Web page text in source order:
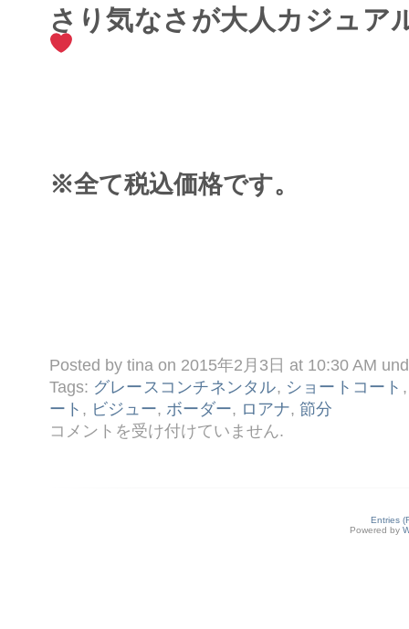
さり気なさが大人カジュア
※全て税込価格です。
Posted by tina on 2015年2月3日 at 10:30 AM
Tags: グレースコンチネンタル, ショートコート
ート , ビジュー, ボーダー, ロアナ, 節分
☆
２ /
コメントを受け付けていません.
Entries
Powered by